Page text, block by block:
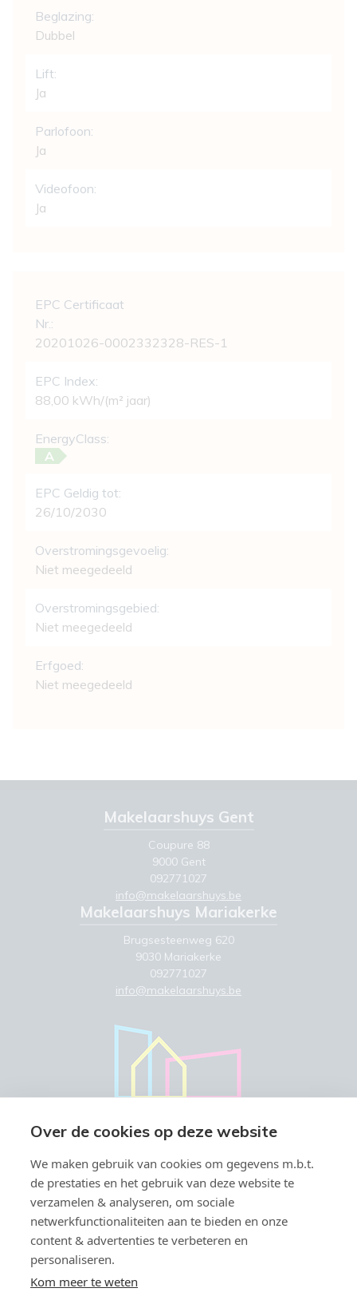
Beglazing:
Dubbel
Lift:
Ja
Parlofoon:
Ja
Videofoon:
Ja
EPC Certificaat
Nr.:
20201026-0002332328-RES-1
EPC Index:
88,00 kWh/(m² jaar)
EnergyClass:
A
EPC Geldig tot:
26/10/2030
Overstromingsgevoelig:
Niet meegedeeld
Overstromingsgebied:
Niet meegedeeld
Erfgoed:
Niet meegedeeld
Makelaarshuys Gent
Coupure 88
9000 Gent
092771027
info@makelaarshuys.be
Makelaarshuys Mariakerke
Brugsesteenweg 620
9030 Mariakerke
092771027
info@makelaarshuys.be
Vastgoedmakelaar-bemiddelaar BIV België BIV 504.945 & 508.847 -
Toezichthoudende autoriteit: Beroepsinstituut van
Over de cookies op deze website
We maken gebruik van cookies om gegevens m.b.t.
de prestaties en het gebruik van deze website te
verzamelen & analyseren, om sociale
netwerkfunctionaliteiten aan te bieden en onze
content & advertenties te verbeteren en
personaliseren.
Kom meer te weten